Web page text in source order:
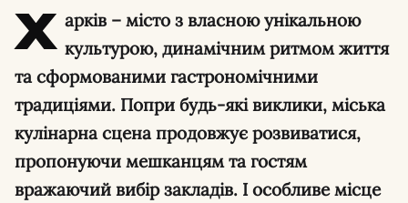
Х арків – місто з власною унікальною
культурою, динамічним ритмом життя
та сформованими гастрономічними
традиціями. Попри будь-які виклики, міська
кулінарна сцена продовжує розвиватися,
пропонуючи мешканцям та гостям
вражаючий вибір закладів. І особливе місце